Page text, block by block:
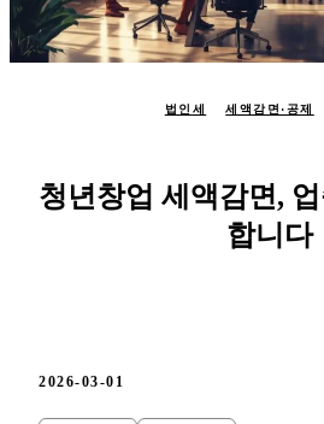
법인세 세액감면·공제
청년창업 세액감면,
합니다
2026-03-01